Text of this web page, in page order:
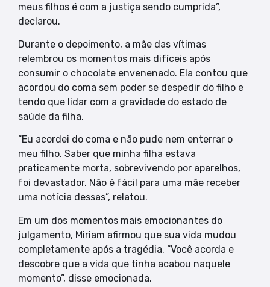
meus filhos é com a justiça sendo cumprida”,
declarou.
Durante o depoimento, a mãe das vítimas
relembrou os momentos mais difíceis após
consumir o chocolate envenenado. Ela contou que
acordou do coma sem poder se despedir do filho e
tendo que lidar com a gravidade do estado de
saúde da filha.
“Eu acordei do coma e não pude nem enterrar o
meu filho. Saber que minha filha estava
praticamente morta, sobrevivendo por aparelhos,
foi devastador. Não é fácil para uma mãe receber
uma notícia dessas”, relatou.
Em um dos momentos mais emocionantes do
julgamento, Miriam afirmou que sua vida mudou
completamente após a tragédia. “Você acorda e
descobre que a vida que tinha acabou naquele
momento”, disse emocionada.